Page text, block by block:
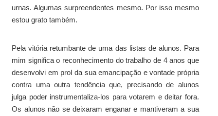
urnas. Algumas surpreendentes mesmo. Por isso mesmo
estou grato também.
Pela vitória retumbante de uma das listas de alunos. Para
mim significa o reconhecimento do trabalho de 4 anos que
desenvolvi em prol da sua emancipação e vontade própria
contra uma outra tendência que, precisando de alunos
julga poder instrumentaliza-los para votarem e deitar fora.
Os alunos não se deixaram enganar e mantiveram a sua